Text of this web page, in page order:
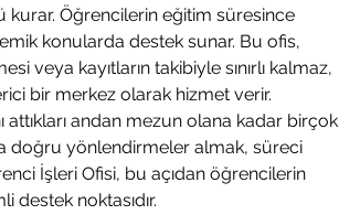
kurar. Öğrencilerin eğitim süresince
konularda destek sunar. Bu ofis,
veya kayıtların takibiyle sınırlı kalmaz,
bir merkez olarak hizmet verir.
attıkları andan mezun olana kadar birçok
doğru yönlendirmeler almak, süreci
İşleri Ofisi, bu açıdan öğrencilerin
noktasıdır.